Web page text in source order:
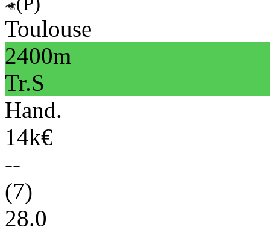
Toulouse
2400m
Tr.S
Hand.
14k€
--
(7)
28.0